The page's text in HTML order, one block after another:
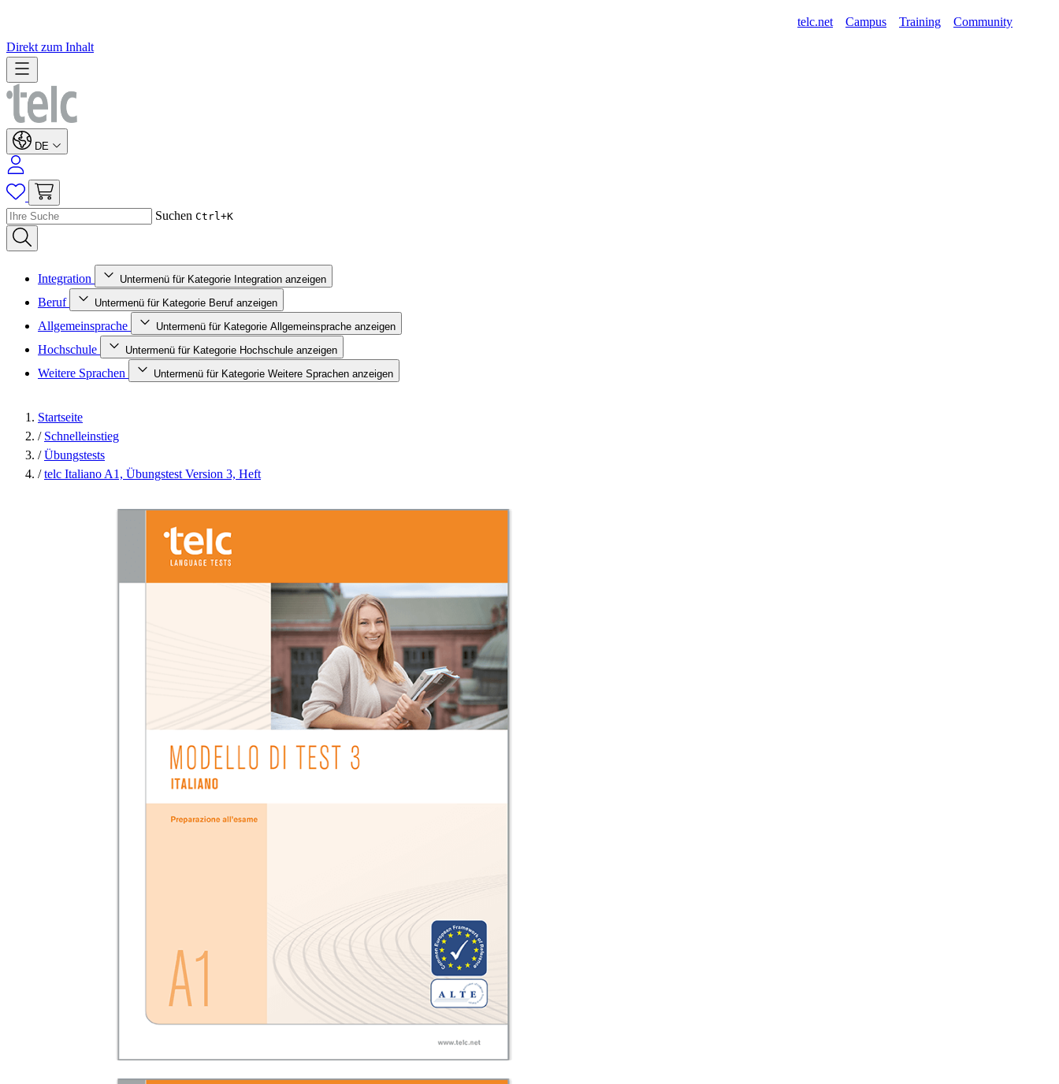
telc.net Campus Training Community
Direkt zum Inhalt
DE
Suchen Ctrl+K
Integration Untermenü für Kategorie Integration anzeigen
Beruf Untermenü für Kategorie Beruf anzeigen
Allgemeinsprache Untermenü für Kategorie Allgemeinsprache anzeigen
Hochschule Untermenü für Kategorie Hochschule anzeigen
Weitere Sprachen Untermenü für Kategorie Weitere Sprachen anzeigen
Startseite
/ Schnelleinstieg
/ Übungstests
/ telc Italiano A1, Übungstest Version 3, Heft